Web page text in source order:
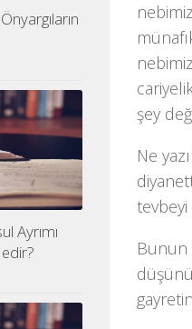
şey
Ne
Bunun
Ayrımı